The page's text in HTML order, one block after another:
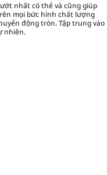
nhất có thể và cũng giúp
mọi bức hình chất lượng
động tròn. Tập trung vào
nhiên.